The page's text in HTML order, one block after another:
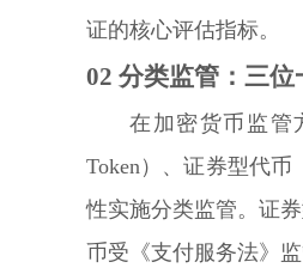
证的核心评估指标。
02 分类监管：三位
在加密货币监管
Token）、证券型代币
性实施分类监管。证
币受《支付服务法》